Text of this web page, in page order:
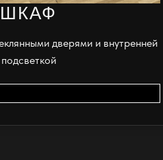
ШКАФ
дверями и внутренней
подсветкой